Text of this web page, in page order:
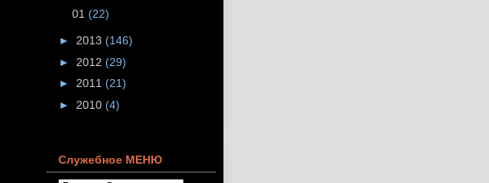
01 (22)
► 2013 (146)
► 2012 (29)
► 2011 (21)
► 2010 (4)
Служебное МЕНЮ